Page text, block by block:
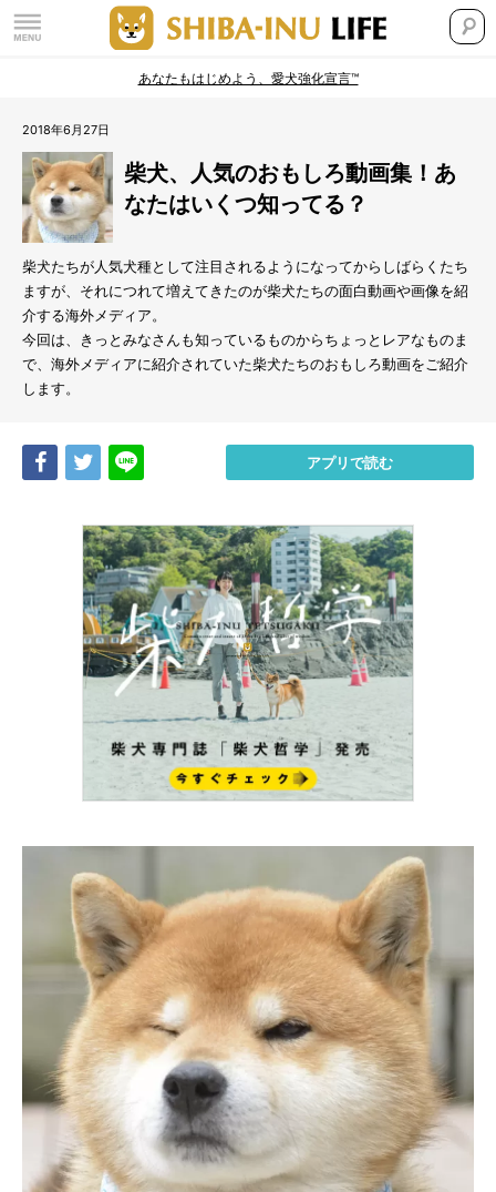
あなたもはじめよう、愛犬強化宣言™
2018年6月27日
柴犬、人気のおもしろ動画集！あ
なたはいくつ知ってる？
柴犬たちが人気犬種として注目されるようになってからしばらくたち
ますが、それにつれて増えてきたのが柴犬たちの面白動画や画像を紹
介する海外メディア。
今回は、きっとみなさんも知っているものからちょっとレアなものま
で、海外メディアに紹介されていた柴犬たちのおもしろ動画をご紹介
します。
Share Tweet アプリで読む